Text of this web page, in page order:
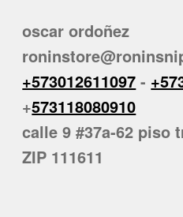
oscar ordoñez
+573012611097 -
+573118080910
calle 9 #37a-62 piso
ZIP 111611